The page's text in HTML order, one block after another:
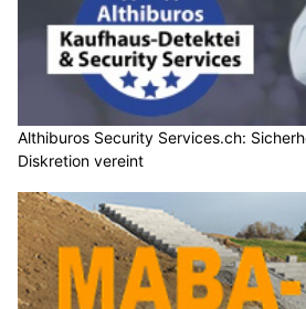
Althiburos Security Services.ch:
Diskretion vereint